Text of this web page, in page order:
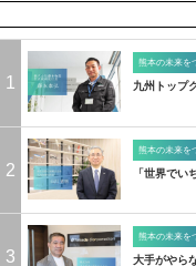
1
熊本の未来を
九州トップ
2
熊本の未来を
「世界でい
3
熊本の未来を
大手がやら